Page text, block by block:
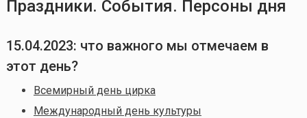
Праздники. События. Персоны дня
15.04.2023: что важного мы отмечаем в
этот день?
Всемирный день цирка
Международный день культуры